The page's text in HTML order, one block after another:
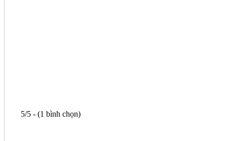
5/5 - (1 bình chọn)